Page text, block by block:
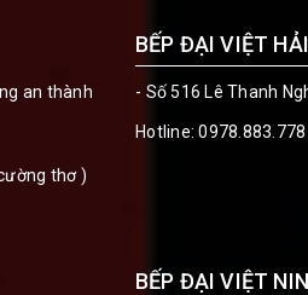
an thành
thơ )
BẾP ĐẠI VIỆT
- Số 516 Lê Thanh
Hotline:0978.883.778
BẾP ĐẠI VIỆT